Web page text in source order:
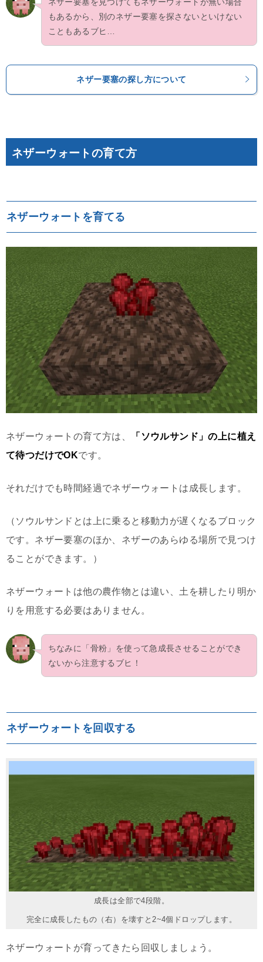
ネザー要塞を見つけてもネザーウォートが無い場合
もあるから、別のネザー要塞を探さないといけない
こともあるブヒ…
ネザー要塞の探し方について
ネザーウォートの育て方
ネザーウォートを育てる
ネザーウォートの育て方は、
「ソウルサンド」の上に植え
て待つだけでOKです。
それだけでも時間経過でネザーウォートは成長します。
（ソウルサンドとは上に乗ると移動力が遅くなるブロック
です。ネザー要塞のほか、ネザーのあらゆる場所で見つけ
ることができます。）
ネザーウォートは他の農作物とは違い、土を耕したり明か
りを用意する必要はありません。
ちなみに「骨粉」を使って急成長させることができ
ないから注意するブヒ！
ネザーウォートを回収する
成長は全部で4段階。
完全に成長したもの（右）を壊すと2~4個ドロップします。
ネザーウォートが育ってきたら回収しましょう。